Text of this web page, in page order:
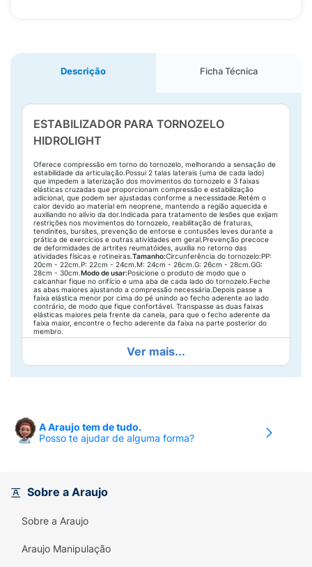
Descrição Ficha Técnica
ESTABILIZADOR PARA TORNOZELO
HIDROLIGHT
Oferece compressão em torno do tornozelo, melhorando a sensação de
estabilidade da articulação.Possui 2 talas laterais (uma de cada lado)
que impedem a laterização dos movimentos do tornozelo e 3 faixas
elásticas cruzadas que proporcionam compressão e estabilização
adicional, que podem ser ajustadas conforme a necessidade.Retém o
calor devido ao material em neoprene, mantendo a região aquecida e
auxiliando no alívio da dor.Indicada para tratamento de lesões que exijam
restrições nos movimentos do tornozelo, reabilitação de fraturas,
tendinites, bursites, prevenção de entorse e contusões leves durante a
prática de exercícios e outras atividades em geral.Prevenção precoce
de deformidades de artrites reumatóides, auxilia no retorno das
atividades físicas e rotineiras.Tamanho:Circunferência do tornozelo:PP:
20cm - 22cm.P: 22cm - 24cm.M: 24cm - 26cm.G: 26cm - 28cm.GG:
28cm - 30cm.Modo de usar:Posicione o produto de modo que o
calcanhar fique no orifício e uma aba de cada lado do tornozelo.Feche
as abas maiores ajustando a compressão necessária.Depois passe a
faixa elástica menor por cima do pé unindo ao fecho aderente ao lado
contrário, de modo que fique confortável. Transpasse as duas faixas
elásticas maiores pela frente da canela, para que o fecho aderente da
faixa maior, encontre o fecho aderente da faixa na parte posterior do
membro.
Ver mais...
A Araujo tem de tudo.
Posso te ajudar de alguma forma?
Sobre a Araujo
Sobre a Araujo
Araujo Manipulação